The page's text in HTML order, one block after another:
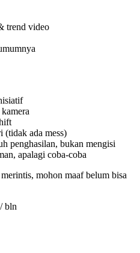
trend video
(tidak ada mess)
penghasilan, bukan mengisi
apalagi coba-coba
mohon maaf belum bisa
bln